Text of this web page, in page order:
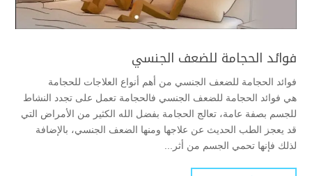
فوائد الحجامة للضعف الجنسي
فوائد الحجامة للضعف الجنسي من أهم أنواع العلاجات للحجامة
هي فوائد الحجامة للضعف الجنسي فالحجامة تعمل على تجدد النشاط
للجسم بصفة عامة، تعالج الحجامة بفضل الله الكثير من الأمراض التي
قد يعجز الطب الحديث عن علاجها ومنها الضعف الجنسي، بالإضافة
لذلك فإنها تحمي الجسم من أثر...